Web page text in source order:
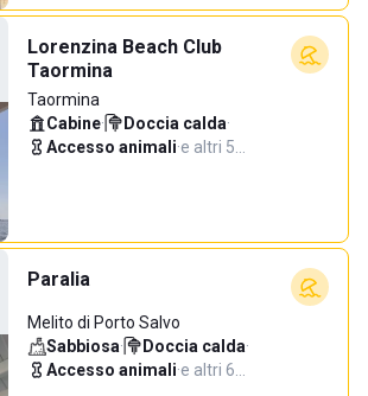
Lorenzina Beach Club
Taormina
Taormina
Cabine· Doccia calda·
Accesso animali·e altri 5…
Paralia
Melito di Porto Salvo
Sabbiosa· Doccia calda·
Accesso animali·e altri 6…